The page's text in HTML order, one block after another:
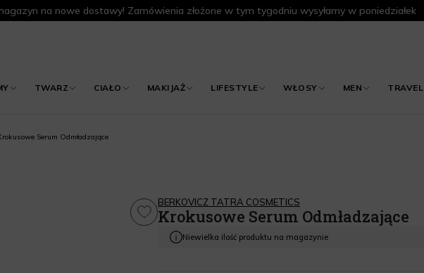
na nowe dostawy! Zamówienia złożone w tym tygodniu wysyłamy w poniedziałek
TWARZ CIAŁO MAKIJAŻ LIFESTYLE WŁOSY MEN TRAVEL
Serum Odmładzające
BERKOVICZ TATRA COSMETICS
Krokusowe Serum Odmładzające
Niewielka ilość produktu na magazynie